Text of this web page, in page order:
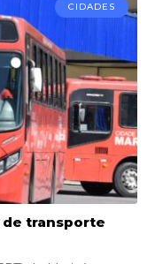
CIDADES
de transporte